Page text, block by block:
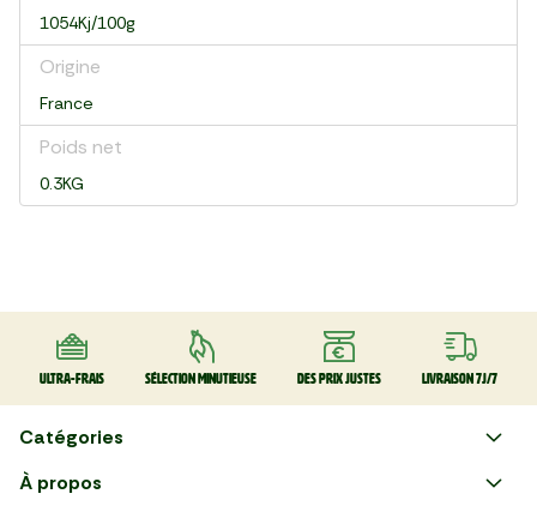
1054Kj/100g
Origine
France
Poids net
0.3KG
Ultra-frais Sélection minutieuse Des prix justes Livraison 7J/7
Catégories
Faire ses courses en ligne
À propos